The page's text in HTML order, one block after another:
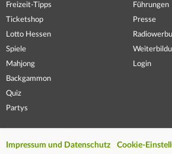
Freizeit-Tipps
Ticketshop
Lotto Hessen
Spiele
Mahjong
Backgammon
Quiz
Partys
Führungen
Presse
Login
Impressum und Datenschutz Cookie-